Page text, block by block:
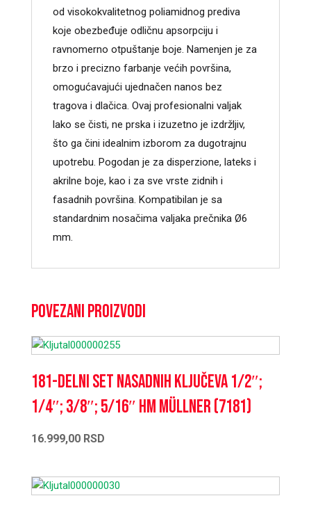
od visokokvalitetnog poliamidnog prediva
koje obezbeđuje odličnu apsorpciju i
ravnomerno otpuštanje boje. Namenjen je za
brzo i precizno farbanje većih površina,
omogućavajući ujednačen nanos bez
tragova i dlačica. Ovaj profesionalni valjak
lako se čisti, ne prska i izuzetno je izdržljiv,
što ga čini idealnim izborom za dugotrajnu
upotrebu. Pogodan je za disperzione, lateks i
akrilne boje, kao i za sve vrste zidnih i
fasadnih površina. Kompatibilan je sa
standardnim nosačima valjaka prečnika Ø6
mm.
Povezani proizvodi
181-delni set nasadnih ključeva 1/2″;
1/4″; 3/8″; 5/16″ HM Müllner (7181)
16.999,00 RSD